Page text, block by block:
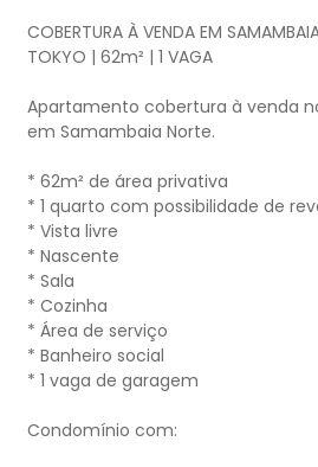
COBERTURA À VENDA EM
TOKYO | 62m² | 1 VAGA
Apartamento cobertura à venda
em Samambaia Norte.
* 62m² de área privativa
* 1 quarto com possibilidade de
* Vista livre
* Nascente
* Sala
* Cozinha
* Área de serviço
* Banheiro social
* 1 vaga de garagem
Condomínio com: